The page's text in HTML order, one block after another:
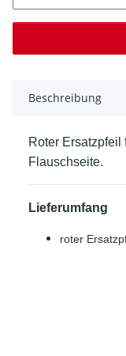
Beschreibung
Roter Ersatzpfeil
Flauschseite.
Lieferumfang
roter